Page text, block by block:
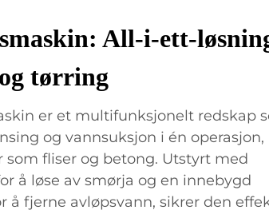
All-i-ett-
tørring
er et multifunksjonelt redskap
og vannsuksjon i én
som fliser og betong. Utstyrt med
å løse av smørja og en innebygd
å fjerne avløpsvann, sikrer den